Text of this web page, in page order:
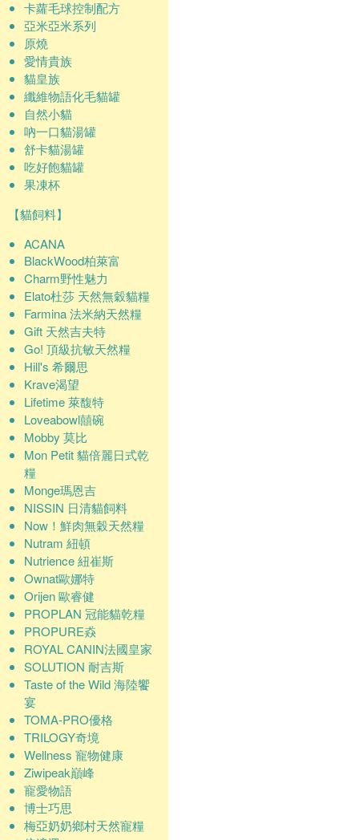
卡蘿毛球控制配方
亞米亞米系列
原燒
愛情貴族
貓皇族
纖維物語化毛貓罐
自然小貓
吶一口貓湯罐
舒卡貓湯罐
吃好飽貓罐
果凍杯
【貓飼料】
ACANA
BlackWood柏萊富
Charm野性魅力
Elato杜莎 天然無穀貓糧
Farmina 法米納天然糧
Gift 天然吉夫特
Go! 頂級抗敏天然糧
Hill's 希爾思
Krave渴望
Lifetime 萊馥特
Loveabowl囍碗
Mobby 莫比
Mon Petit 貓倍麗日式乾
糧
Monge瑪恩吉
NISSIN 日清貓飼料
Now！鮮肉無穀天然糧
Nutram 紐頓
Nutrience 紐崔斯
Ownat歐娜特
Orijen 歐睿健
PROPLAN 冠能貓乾糧
PROPURE猋
ROYAL CANIN法國皇家
SOLUTION 耐吉斯
Taste of the Wild 海陸饗
宴
TOMA-PRO優格
TRILOGY奇境
Wellness 寵物健康
Ziwipeak巔峰
寵愛物語
博士巧思
梅亞奶奶鄉村天然寵糧